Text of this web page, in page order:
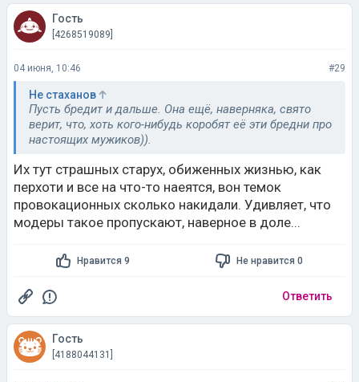
Гость
[4268519089]
04 июня, 10:46 #29
Не стаханов
Пусть бредит и дальше. Она ещё, наверняка, свято
верит, что, хоть кого-нибудь коробят её эти бредни про
настоящих мужиков)).
Их тут страшных старух, обиженных жизнью, как
перхоти и все на что-то наеятся, вон темок
провокационных сколько накидали. Удивляет, что
модеры такое пропускают, наверное в доле...
Нравится 9 Не нравится 0
Ответить
Гость
[4188044131]